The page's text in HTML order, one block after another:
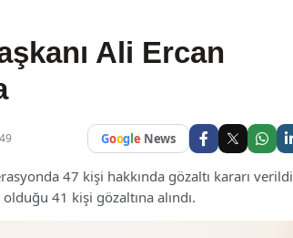
Ali Ercan
Google News
47 kişi hakkında gözaltı kararı
41 kişi gözaltına alındı.